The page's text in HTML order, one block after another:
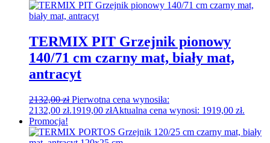
TERMIX PIT Grzejnik pionowy
140/71 cm czarny mat, biały mat,
antracyt
2132,00zł Pierwotna cena wynosiła:
2132,00 zł.1919,00 złAktualna cena wynosi: 1919,00 zł.
Promocja!